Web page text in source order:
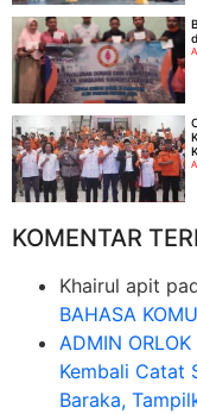
KOMENTAR
Khairul apit
BAHASA
ADMIN ORLOK
Kembali Catat
Baraka,